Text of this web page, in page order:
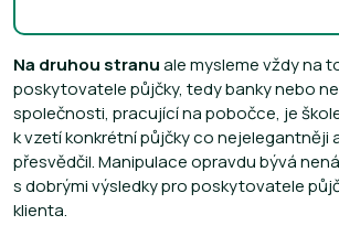
Na druhou stranuale mysleme vždy na
poskytovatele půjčky, tedy banky nebo
společnosti, pracující na pobočce, je
k vzetí konkrétní půjčky co nejelegantněji
přesvědčil. Manipulace opravdu bývá
s dobrými výsledky pro poskytovatele
klienta.